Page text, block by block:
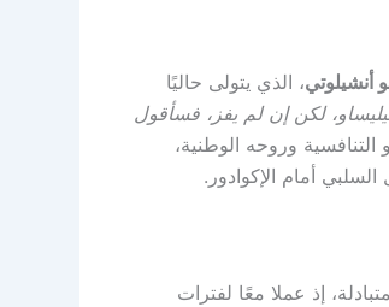
أنشيلوتي، الذي يتولى حاليًا
لكن إن لم يفز، فسأقول
وروحه الوطنية،
أمام الإكوادور.
إذ عملا معًا لفترات